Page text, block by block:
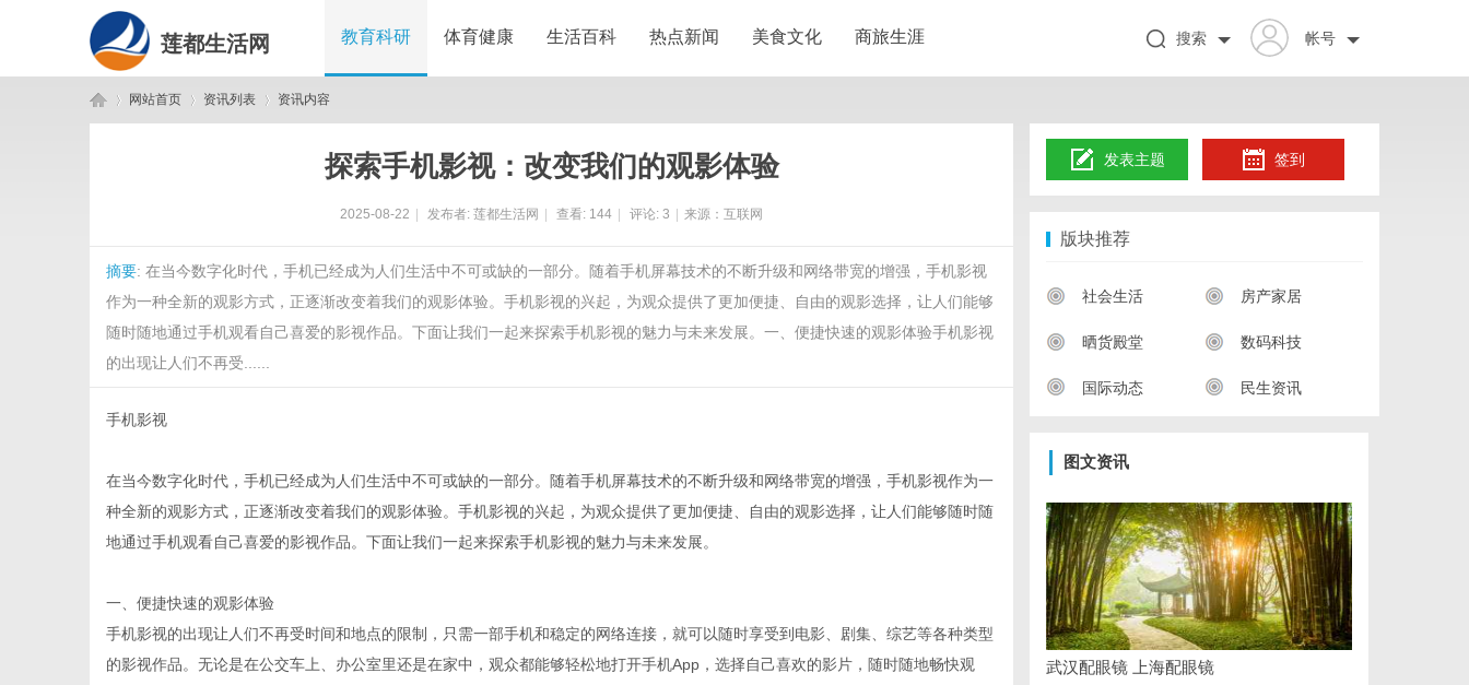
莲都生活网 教育科研 体育健康 生活百科 热点新闻 美食文化 商旅生涯 帐号
搜索
网站首页 资讯列表 资讯内容
探索手机影视：改变我们的观影体验
2025-08-22 发布者: 莲都生活网 查看: 144 评论: 3 来源：互联网
摘要: 在当今数字化时代，手机已经成为人们生活中不可或缺的一部分。随着手机屏幕技术的不断升级和网络带宽的增强，手机影视
作为一种全新的观影方式，正逐渐改变着我们的观影体验。手机影视的兴起，为观众提供了更加便捷、自由的观影选择，让人们能够
随时随地通过手机观看自己喜爱的影视作品。下面让我们一起来探索手机影视的魅力与未来发展。一、便捷快速的观影体验手机影视
的出现让人们不再受......
手机影视
在当今数字化时代，手机已经成为人们生活中不可或缺的一部分。随着手机屏幕技术的不断升级和网络带宽的增强，手机影视作为一
种全新的观影方式，正逐渐改变着我们的观影体验。手机影视的兴起，为观众提供了更加便捷、自由的观影选择，让人们能够随时随
地通过手机观看自己喜爱的影视作品。下面让我们一起来探索手机影视的魅力与未来发展。
一、便捷快速的观影体验
手机影视的出现让人们不再受时间和地点的限制，只需一部手机和稳定的网络连接，就可以随时享受到电影、剧集、综艺等各种类型
的影视作品。无论是在公交车上、办公室里还是在家中，观众都能够轻松地打开手机App，选择自己喜欢的影片，随时随地畅快观
发表主题 签到
版块推荐
社会生活 房产家居
晒货殿堂 数码科技
国际动态 民生资讯
图文资讯
武汉配眼镜 上海配眼镜